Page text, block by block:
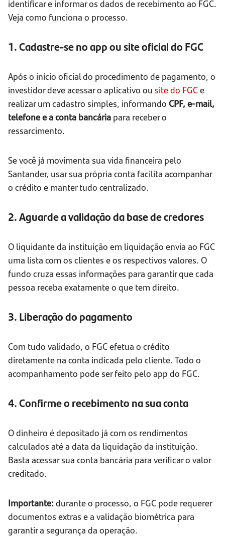
identificar e informar os dados de recebimento ao FGC.
Veja como funciona o processo.
1. Cadastre-se no app ou site oficial do FGC
Após o início oficial do procedimento de pagamento, o
investidor deve acessar o aplicativo ou site do FGCe
realizar um cadastro simples, informando CPF, e-mail,
telefone e a conta bancária para receber o
ressarcimento.
Se você já movimenta sua vida financeira pelo
Santander, usar sua própria conta facilita acompanhar
o crédito e manter tudo centralizado.
2. Aguarde a validação da base de credores
O liquidante da instituição em liquidação envia ao FGC
uma lista com os clientes e os respectivos valores. O
fundo cruza essas informações para garantir que cada
pessoa receba exatamente o que tem direito.
3. Liberação do pagamento
Com tudo validado, o FGC efetua o crédito
diretamente na conta indicada pelo cliente. Todo o
acompanhamento pode ser feito pelo app do FGC.
4. Confirme o recebimento na sua conta
O dinheiro é depositado já com os rendimentos
calculados até a data da liquidação da instituição.
Basta acessar sua conta bancária para verificar o valor
creditado.
Importante: durante o processo, o FGC pode requerer
documentos extras e a validação biométrica para
garantir a segurança da operação.